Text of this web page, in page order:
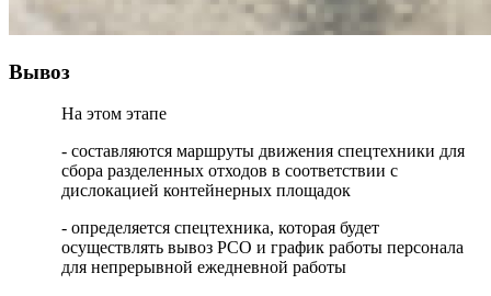
Вывоз
На этом этапе
- составляются маршруты движения спецтехники для
сбора разделенных отходов в соответствии с
дислокацией контейнерных площадок
- определяется спецтехника, которая будет
осуществлять вывоз РСО и график работы персонала
для непрерывной ежедневной работы